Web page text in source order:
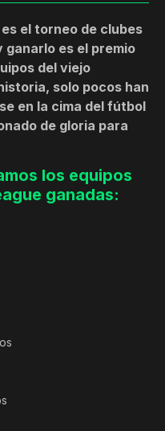
es el torneo de clubes
ganarlo es el premio
del viejo
solo pocos han
en la cima del fútbol
de gloria para
los equipos
ganadas: